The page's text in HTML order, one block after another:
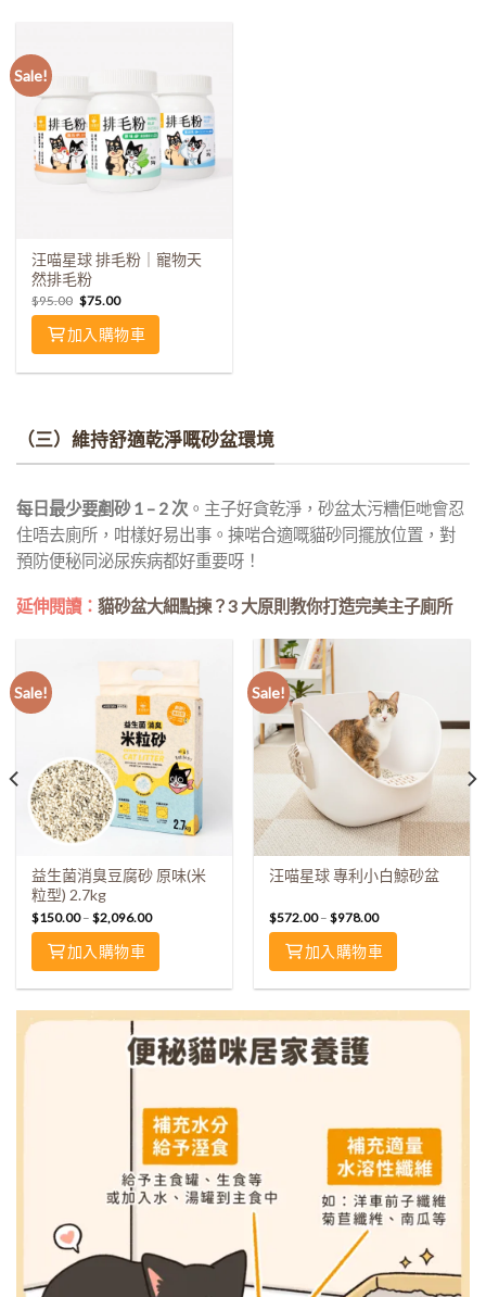
Sale!
汪喵星球 排毛粉｜寵物天
然排毛粉
$95.00 $75.00
加入購物車
（三）維持舒適乾淨嘅砂盆環境
每日最少要剷砂 1 – 2 次 。主子好貪乾淨，砂盆太污糟佢哋會忍
住唔去廁所，咁樣好易出事。揀啱合適嘅貓砂同擺放位置，對
預防便秘同泌尿疾病都好重要呀！
延伸閱讀： 貓砂盆大細點揀？3 大原則教你打造完美主子廁所
Sale!
益生菌消臭豆腐砂 原味(米
粒型) 2.7kg
$150.00–$2,096.00
加入購物車
Sale!
汪喵星球 專利小白鯨砂盆
$572.00–$978.00
加入購物車